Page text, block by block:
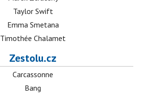
Taylor Swift
Emma Smetana
Timothée Chalamet
Zestolu.cz
Carcassonne
Bang